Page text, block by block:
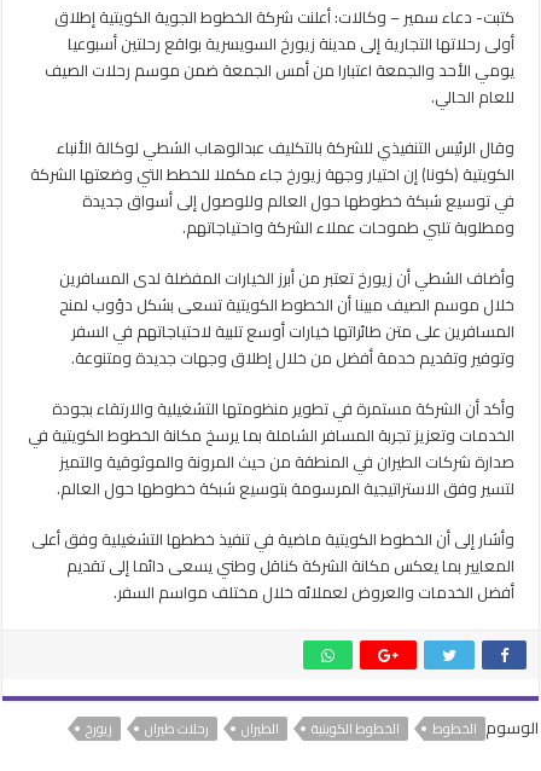
أولى
رحلاتها
التجارية
مغلقة
كتبت- دعاء سمير – وكالات: أعلنت شركة الخطوط الجوية الكويتية إطلاق
أولى رحلاتها التجارية إلى مدينة زيورخ السويسرية بواقع رحلتين أسبوعيا
يومي الأحد والجمعة اعتبارا من أمس الجمعة ضمن موسم رحلات الصيف
للعام الحالي.
وقال الرئيس التنفيذي للشركة بالتكليف عبدالوهاب الشطي لوكالة الأنباء
الكويتية (كونا) إن اختيار وجهة زيورخ جاء مكملا للخطط التي وضعتها الشركة
في توسيع شبكة خطوطها حول العالم وللوصول إلى أسواق جديدة
ومطلوبة تلبي طموحات عملاء الشركة واحتياجاتهم.
وأضاف الشطي أن زيورخ تعتبر من أبرز الخيارات المفضلة لدى المسافرين
خلال موسم الصيف مبينا أن الخطوط الكويتية تسعى بشكل دؤوب لمنح
المسافرين على متن طائراتها خيارات أوسع تلبية لاحتياجاتهم في السفر
وتوفير وتقديم خدمة أفضل من خلال إطلاق وجهات جديدة ومتنوعة.
وأكد أن الشركة مستمرة في تطوير منظومتها التشغيلية والارتقاء بجودة
الخدمات وتعزيز تجربة المسافر الشاملة بما يرسخ مكانة الخطوط الكويتية في
صدارة شركات الطيران في المنطقة من حيث المرونة والموثوقية والتميز
لتسير وفق الاستراتيجية المرسومة بتوسيع شبكة خطوطها حول العالم.
وأشار إلى أن الخطوط الكويتية ماضية في تنفيذ خططها التشغيلية وفق أعلى
المعايير بما يعكس مكانة الشركة كناقل وطني يسعى دائما إلى تقديم
أفضل الخدمات والعروض لعملائه خلال مختلف مواسم السفر.
الوسوم الخطوط الخطوط الكويتية الطيران رحلات طيران زيورخ